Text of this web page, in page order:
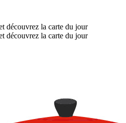
découvrez la carte du jour
découvrez la carte du jour